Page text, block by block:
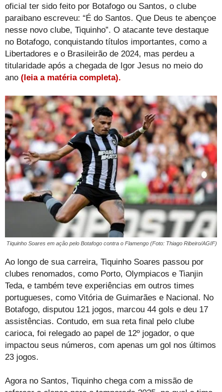
oficial ter sido feito por Botafogo ou Santos, o clube
paraibano escreveu: “É do Santos. Que Deus te abençoe
nesse novo clube, Tiquinho”. O atacante teve destaque
no Botafogo, conquistando títulos importantes, como a
Libertadores e o Brasileirão de 2024, mas perdeu a
titularidade após a chegada de Igor Jesus no meio do
ano (leia a matéria completa).
Tiquinho Soares em ação pelo Botafogo contra o Flamengo (Foto: Thiago Ribeiro/AGIF)
Ao longo de sua carreira, Tiquinho Soares passou por
clubes renomados, como Porto, Olympiacos e Tianjin
Teda, e também teve experiências em outros times
portugueses, como Vitória de Guimarães e Nacional. No
Botafogo, disputou 121 jogos, marcou 44 gols e deu 17
assistências. Contudo, em sua reta final pelo clube
carioca, foi relegado ao papel de 12º jogador, o que
impactou seus números, com apenas um gol nos últimos
23 jogos.
Agora no Santos, Tiquinho chega com a missão de